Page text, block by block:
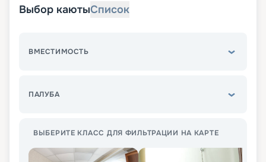
Выбор каютыСписок
ВМЕСТИМОСТЬ
ПАЛУБА
ВЫБЕРИТЕ КЛАСС ДЛЯ ФИЛЬТРАЦИИ НА КАРТЕ